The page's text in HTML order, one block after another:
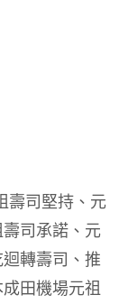
壽司堅持、 元
司承諾 、 元
轉壽司 、 推
成田機場元祖